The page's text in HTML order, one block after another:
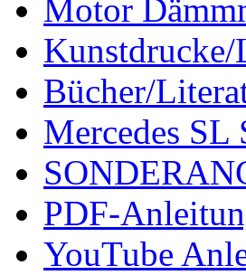
Motor
Kunstdrucke/
Bücher/
Mercedes SL
PDF-
YouTube